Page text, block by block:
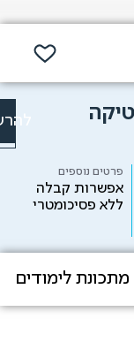
להרשמה
נוספים
קבלה
פסיכומטרי
לימודים